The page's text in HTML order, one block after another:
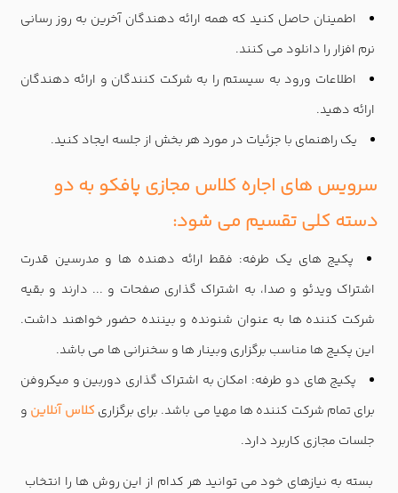
اطمینان حاصل کنید که همه ارائه دهندگان آخرین به روز رسانی
نرم افزار را دانلود می کنند.
اطلاعات ورود به سیستم را به شرکت کنندگان و ارائه دهندگان
ارائه دهید.
یک راهنمای با جزئیات در مورد هر بخش از جلسه ایجاد کنید.
سرویس های اجاره کلاس مجازی پافکو به دو
دسته کلی تقسیم می شود:
پکیج های یک طرفه: فقط ارائه دهنده ها و مدرسین قدرت
اشتراک ویدئو و صدا، به اشتراک گذاری صفحات و ... دارند و بقیه
شرکت کننده ها به عنوان شنونده و بیننده حضور خواهند داشت.
این پکیج ها مناسب برگزاری وبینار ها و سخنرانی ها می باشد.
پکیج های دو طرفه: امکان به اشتراک گذاری دوربین و میکروفن
برای تمام شرکت کننده ها مهیا می باشد. برای برگزاری کلاس آنلاین و
جلسات مجازی کاربرد دارد.
بسته به نیازهای خود می توانید هر کدام از این روش ها را انتخاب